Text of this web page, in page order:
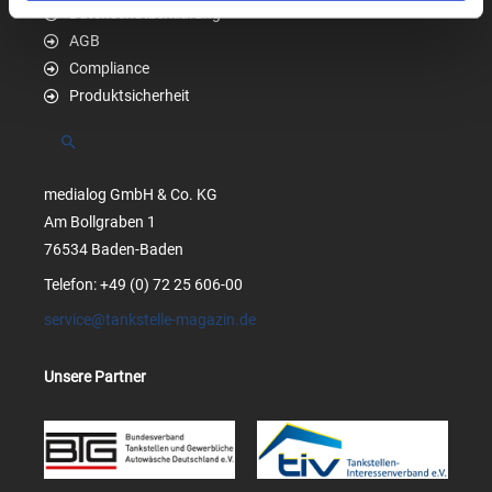
Datenschutzerklärung
AGB
Compliance
Produktsicherheit
Suchen
medialog GmbH & Co. KG
Am Bollgraben 1
76534 Baden-Baden
Telefon: +49 (0) 72 25 606-00
service@tankstelle-magazin.de
Unsere Partner